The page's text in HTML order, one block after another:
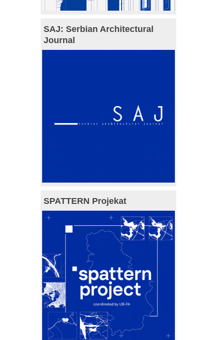
SAJ: Serbian Architectural
Journal
SPATTERN Projekat